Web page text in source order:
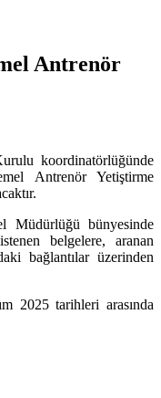
Antrenör
koordinatörlüğünde
Antrenör Yetiştirme
Müdürlüğü bünyesinde
belgelere, aranan
bağlantılar üzerinden
2025 tarihleri arasında